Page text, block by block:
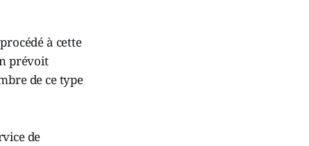
à cette
prévoit
de ce type
de